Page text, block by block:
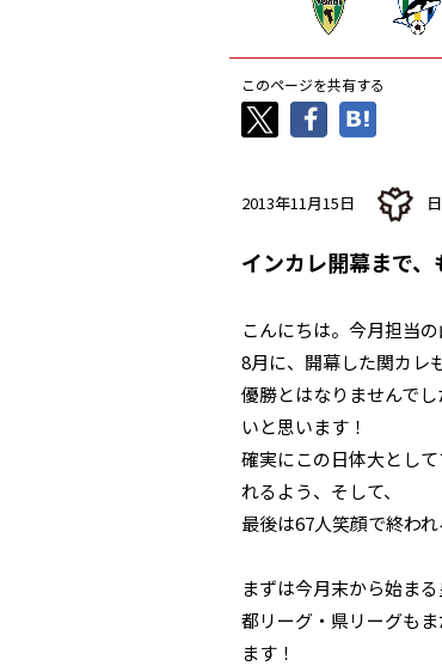
このページを共有する
2013年11月15日
インカレ開幕まで、
こんにちは。今月担当の
8月に、開幕した関カレ
優勝とはなりませんで
いと思います！
確実にこの日体大とし
れるよう、そして、
最後は67人笑顔で終わ
まずは今月末から始ま
都リーグ・県リーグも
ます！